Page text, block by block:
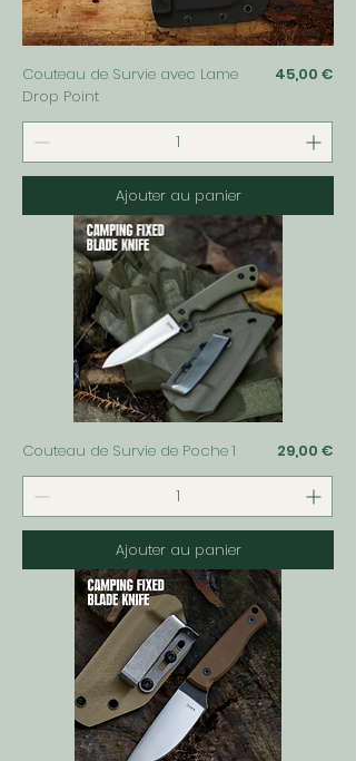
Couteau de Survie avec Lame
Drop Point
Prix
45,00 €
Ajouter au panier
Couteau de Survie de Poche 1 Prix
29,00 €
Ajouter au panier